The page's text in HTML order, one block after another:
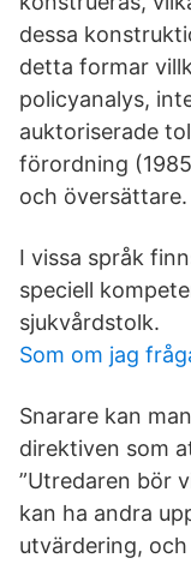
dessa
detta formar
policyanalys,
auktoriserade
förordning
och översättare.
I vissa språk
speciell
sjukvårdstolk.
Som om jag
Snarare kan
direktiven som
”Utredaren bör
kan ha andra
utvärdering,